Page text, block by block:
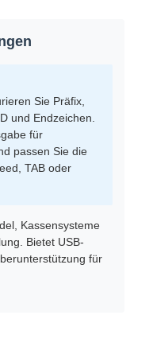
Sie Präfix,
und Endzeichen.
für
passen Sie die
TAB oder
Kassensysteme
Bietet USB-
für